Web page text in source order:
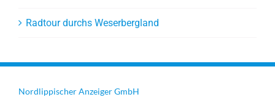
Radtour durchs Weserbergland
Nordlippischer Anzeiger GmbH